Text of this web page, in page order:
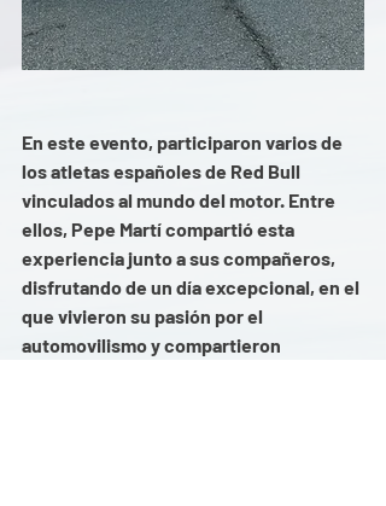
En este evento, participaron varios de
los atletas españoles de Red Bull
vinculados al mundo del motor. Entre
ellos, Pepe Martí compartió esta
experiencia junto a sus compañeros,
disfrutando de un día excepcional, en el
que vivieron su pasión por el
automovilismo y compartieron